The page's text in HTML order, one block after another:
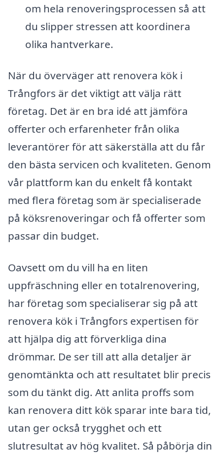
om hela renoveringsprocessen så att
du slipper stressen att koordinera
olika hantverkare.
När du överväger att renovera kök i
Trångfors är det viktigt att välja rätt
företag. Det är en bra idé att jämföra
offerter och erfarenheter från olika
leverantörer för att säkerställa att du får
den bästa servicen och kvaliteten. Genom
vår plattform kan du enkelt få kontakt
med flera företag som är specialiserade
på köksrenoveringar och få offerter som
passar din budget.
Oavsett om du vill ha en liten
uppfräschning eller en totalrenovering,
har företag som specialiserar sig på att
renovera kök i Trångfors expertisen för
att hjälpa dig att förverkliga dina
drömmar. De ser till att alla detaljer är
genomtänkta och att resultatet blir precis
som du tänkt dig. Att anlita proffs som
kan renovera ditt kök sparar inte bara tid,
utan ger också trygghet och ett
slutresultat av hög kvalitet. Så påbörja din